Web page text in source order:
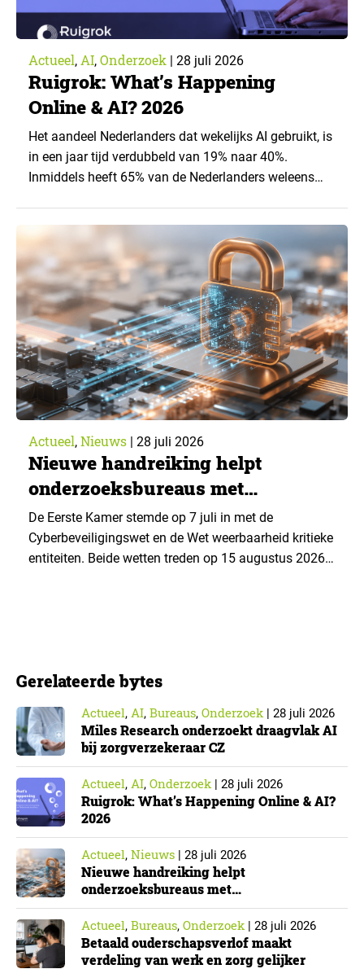
Actueel, AI, Onderzoek | 28 juli 2026
Ruigrok: What’s Happening
Online & AI? 2026
Het aandeel Nederlanders dat wekelijks AI gebruikt, is
in een jaar tijd verdubbeld van 19% naar 40%.
Inmiddels heeft 65% van de Nederlanders weleens
van What’s Happening Online & AI? 2026, het
jaarlijkse trendrapport van Ruigrok onderzoek &
advies over…
Actueel, Nieuws | 28 juli 2026
Nieuwe handreiking helpt
onderzoeksbureaus met
Cyberbeveiligingswet
De Eerste Kamer stemde op 7 juli in met de
Cyberbeveiligingswet en de Wet weerbaarheid kritieke
entiteiten. Beide wetten treden op 15 augustus 2026
onderzoeksorganisatie. De toepasselijkheid…
Gerelateerde bytes
Actueel, AI, Bureaus, Onderzoek| 28 juli 2026
Miles Research onderzoekt draagvlak AI
bij zorgverzekeraar CZ
Actueel, AI, Onderzoek| 28 juli 2026
Ruigrok: What’s Happening Online & AI?
2026
Actueel, Nieuws | 28 juli 2026
Nieuwe handreiking helpt
onderzoeksbureaus met
Cyberbeveiligingswet
Actueel, Bureaus, Onderzoek| 28 juli 2026
Betaald ouderschapsverlof maakt
verdeling van werk en zorg gelijker